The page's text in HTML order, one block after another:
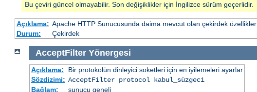
Bu çeviri güncel olmayabilir. Son değişiklikler için İngilizce sürüm geçerlidir.
Açıklama: Apache HTTP Sunucusunda daima mevcut olan çekirdek özellikler
Durum:
Çekirdek
AcceptFilterYönergesi
Açıklama:
Bir protokolün dinleyici soketleri için en iyilemeleri ayarlar
Sözdizimi: AcceptFilter protocol
kabul_süzgeci
Bağlam:
sunucu geneli